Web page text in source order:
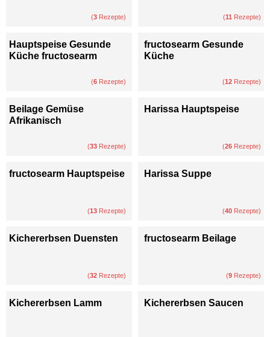
(3 Rezepte) (11 Rezepte)
Hauptspeise Gesunde
Küche fructosearm
(6 Rezepte)
fructosearm Gesunde
Küche
(12 Rezepte)
Beilage Gemüse
Afrikanisch
(33 Rezepte)
Harissa Hauptspeise
(26 Rezepte)
fructosearm Hauptspeise
(13 Rezepte)
Harissa Suppe
(40 Rezepte)
Kichererbsen Duensten
(32 Rezepte)
fructosearm Beilage
(9 Rezepte)
Kichererbsen Lamm Kichererbsen Saucen